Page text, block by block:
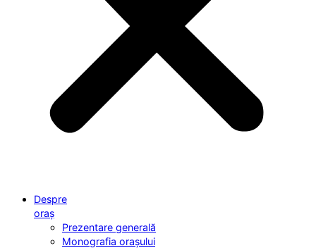
Despre
oraș
Prezentare generală
Monografia orașului